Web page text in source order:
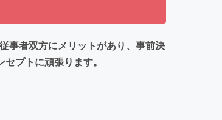
事者双方にメリットがあり、事前決
プトに頑張ります。